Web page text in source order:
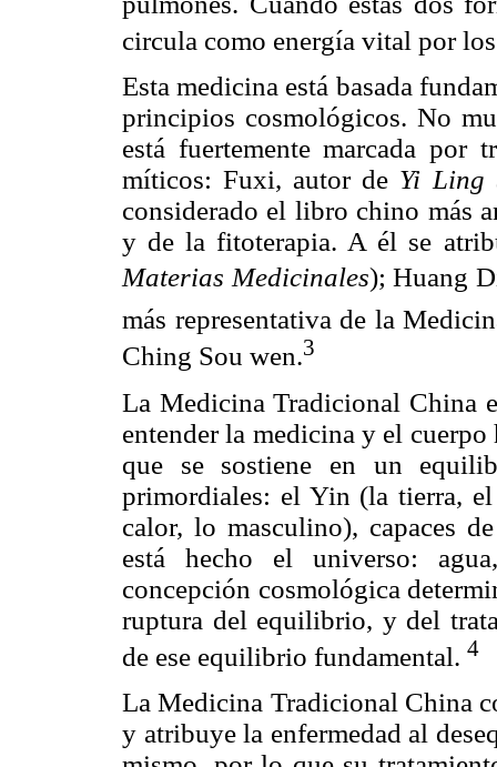
circula como energía vital por
Esta medicina está basada
principios cosmológicos. No
está fuertemente marcada por
míticos: Fuxi, autor de Yi Ling
considerado el libro chino más
y de la fitoterapia. A él se
Materias Medicinales); Huang
más representativa de la
Ching Sou wen.3
La Medicina Tradicional China
entender la medicina y el
que se sostiene en un
primordiales: el Yin (la tierra,
calor, lo masculino), capaces
está hecho el universo:
concepción cosmológica
ruptura del equilibrio, y del
de ese equilibrio fundamental. 4
La Medicina Tradicional China
y atribuye la enfermedad al